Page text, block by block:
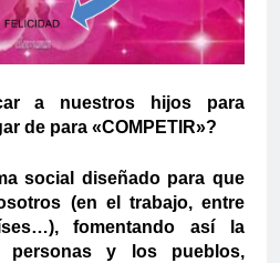
a nuestros hijos para
de para «COMPETIR»?
social diseñado para que
(en el trabajo, entre
fomentando así la
personas y los pueblos,